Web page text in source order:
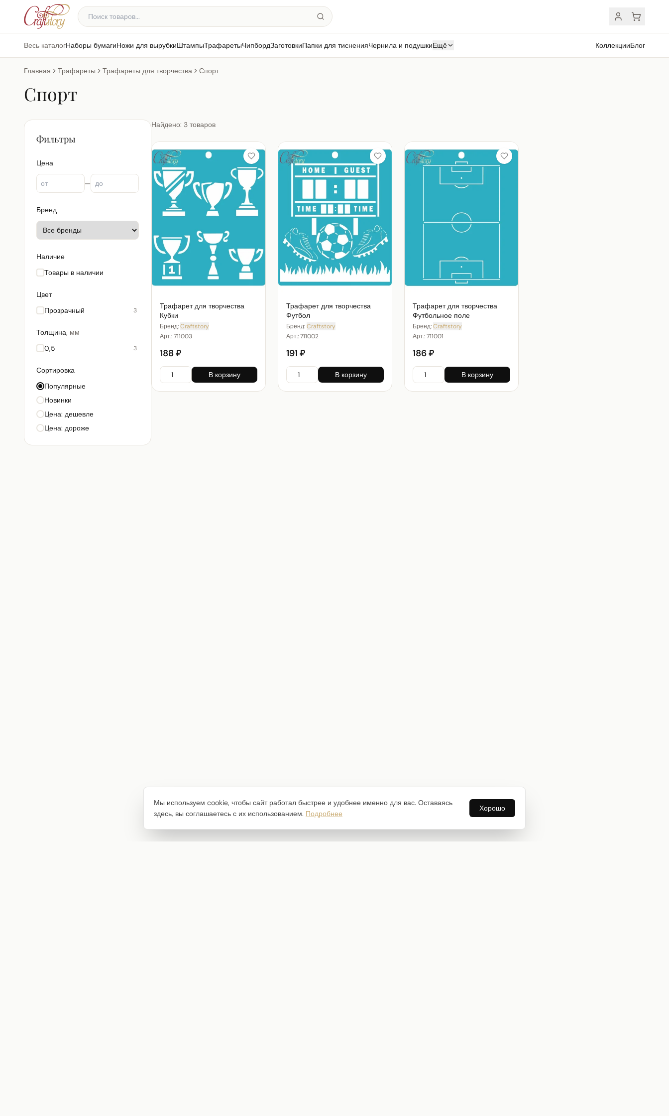
Весь каталогНаборы бумагиНожи для вырубкиШтампыТрафаретыЧипбордЗаготовкиПапки для тисненияЧернила и подушкиЕщё КоллекцииБлог
Главная Трафареты Трафареты для творчества Спорт
Спорт
Фильтры
Цена
—
Бренд
Наличие
Товары в наличии
Цвет
Прозрачный
3
Толщина, мм
0,5
3
Сортировка
Популярные
Новинки
Цена: дешевле
Цена: дороже
Найдено: 3 товаров
Трафарет для творчества
Кубки
Бренд:Craftstory
Арт.:711003
188 ₽
В корзину
Трафарет для творчества
Футбол
Бренд:Craftstory
Арт.:711002
191 ₽
В корзину
Трафарет для творчества
Футбольное поле
Бренд:Craftstory
Арт.:711001
186 ₽
В корзину
Мы используем cookie, чтобы сайт работал быстрее и удобнее именно для вас. Оставаясь
здесь, вы соглашаетесь с их использованием. Подробнее
Хорошо